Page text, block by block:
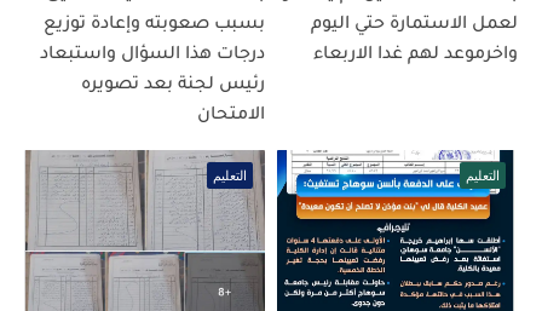
لعمل الاستمارة حتي اليوم
واخرموعد لهم غدا الاربعاء
بسبب صعوبته وإعادة توزيع
درجات هذا السؤال واستبعاد
رئيس لجنة بعد تصويره
الامتحان
التعليم التعليم